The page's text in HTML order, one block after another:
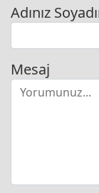
Adınız
Mesaj